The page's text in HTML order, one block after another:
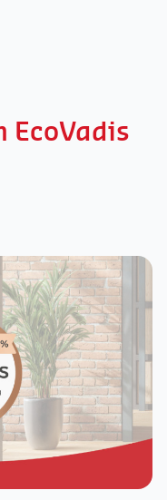
EcoVadis